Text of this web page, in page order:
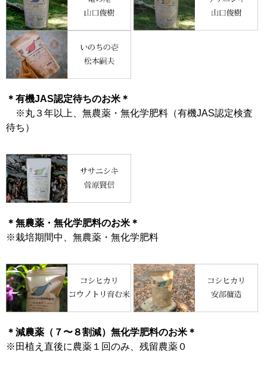
＊有機JAS認定待ちのお米＊
※丸３年以上、無農薬・無化学肥料（有機JAS認定検査
待ち）
＊無農薬・無化学肥料のお米＊
※栽培期間中、無農薬・無化学肥料
＊減農薬（７〜８割減）無化学肥料のお米＊
※田植え直後に農薬１回のみ、残留農薬０